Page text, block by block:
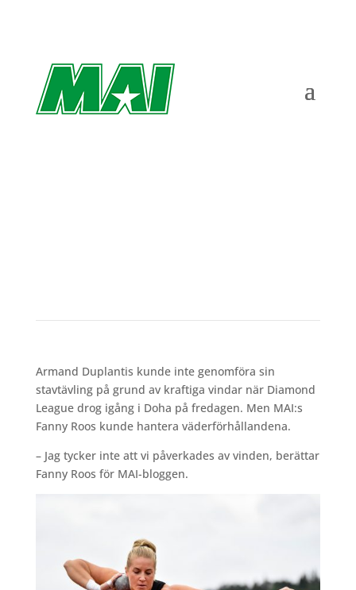
Armand Duplantis kunde inte genomföra sin
stavtävling på grund av kraftiga vindar när Diamond
League drog igång i Doha på fredagen. Men MAI:s
Fanny Roos kunde hantera väderförhållandena.
– Jag tycker inte att vi påverkades av vinden, berättar
Fanny Roos för MAI-bloggen.